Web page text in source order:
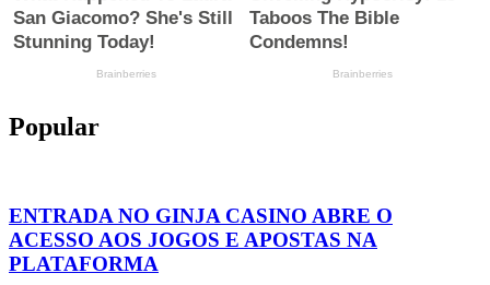
Popular
ENTRADA NO GINJA CASINO ABRE O
ACESSO AOS JOGOS E APOSTAS NA
PLATAFORMA